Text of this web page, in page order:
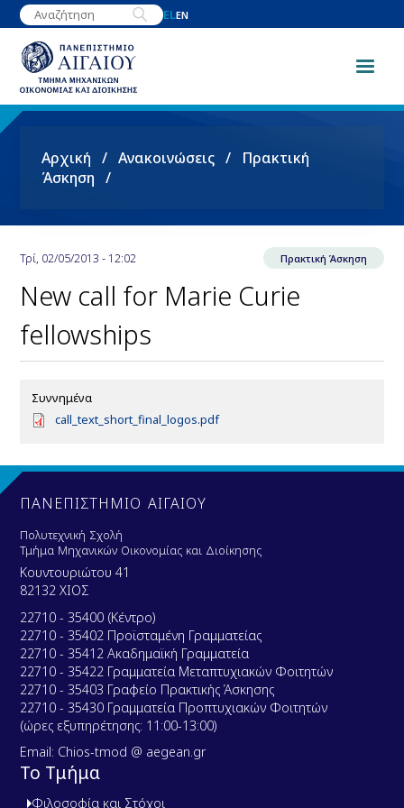
Παράκαμψη
προς
κυρίως
περιεχόμενο
ELEN
Breadcrumb
Αρχική Ανακοινώσεις
Πρακτική
Άσκηση
Τρί, 02/05/2013 - 12:02 Πρακτική Άσκηση
New call for Marie Curie
fellowships
Συννημένα
D
u
e
n
t
call_text_short_final_logos.pdf
ΠΑΝΕΠΙΣΤΗΜΙΟ ΑΙΓΑΙΟΥ
Πολυτεχνική Σχολή
Τμήμα Μηχανικών Οικονομίας και Διοίκησης
Κουντουριώτου 41
82132 ΧΙΟΣ
22710 - 35400 (Κέντρο)
22710 - 35402 Προϊσταμένη Γραμματείας
22710 - 35412 Ακαδημαϊκή Γραμματεία
22710 - 35422 Γραμματεία Μεταπτυχιακών Φοιτητών
22710 - 35403 Γραφείο Πρακτικής Άσκησης
22710 - 35430 Γραμματεία Προπτυχιακών Φοιτητών
(ώρες εξυπηρέτησης: 11:00-13:00)
Email: Chios-tmod @ aegean.gr
Το Τμήμα
Φιλοσοφία και Στόχοι